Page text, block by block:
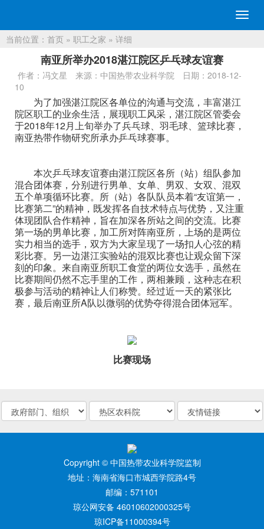
切
换
当前位置： 首页 » 职工之家 » 详细
南亚所举办2018湛江院区乒乓球友谊赛
作者：冯文星 来源：中国热带农业科学院
日期：2018-12-
10
为了加强湛江院区各单位的沟通与交流，丰富湛江
院区职工的业余生活，展现职工风采，湛江院区管委会
于2018年12月上旬举办了兵乓球、羽毛球、篮球比赛，
南亚热带作物研究所承办乒乓球赛事。
本次乒乓球友谊赛由湛江院区各所（站）组队参加
混合团体赛，分别进行男单、女单、男双、女双、混双
五个单项循环比赛。所（站）各队队员本着“友谊第一，
比赛第二”的精神，既发挥各自技术特点与优势，又注重
体现团队合作精神，旨在加深各所站之间的交流。比赛
第一场的男单比赛，加工所对阵南亚所，上场的是两位
实力相当的选手，双方为大家呈现了一场扣人心弦的精
彩比赛。另一边湛江实验站的混双比赛也让观众留下深
刻的印象。来自南亚所职工食堂的两位女选手，虽然在
比赛期间仍然不忘手里的工作，两相兼顾，这种志在积
极参与活动的精神让人们称赞。经过近一天的紧张比
赛，最后南亚所A队以微弱的优势夺得混合团体冠军。
比赛现场
Copyright © 中国热带农业科学院监制
地址：海南省海口市城西学院路4号
邮编：571101
琼公网安备 46010602000325号
琼ICP备11000394号